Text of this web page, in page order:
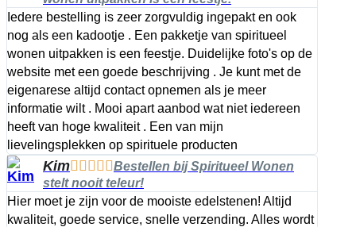
Iedere bestelling is zeer zorgvuldig ingepakt en ook
nog als een kadootje . Een pakketje van spiritueel
wonen uitpakken is een feestje. Duidelijke foto's op de
website met een goede beschrijving . Je kunt met de
eigenarese altijd contact opnemen als je meer
informatie wilt . Mooi apart aanbod wat niet iedereen
heeft van hoge kwaliteit . Een van mijn
lievelingsplekken op spirituele producten
KimBestellen bij Spiritueel Wonen
stelt nooit teleur!
Hier moet je zijn voor de mooiste edelstenen! Altijd
kwaliteit, goede service, snelle verzending. Alles wordt